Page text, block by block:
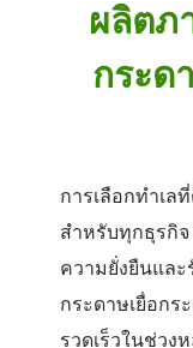
ผลิตภ
กระด
การเลือกทำเล
สำหรับทุกธุรกิ
ความยั่งยืนแล
กระดาษเยื่อกร
รวดเร็วในช่วง